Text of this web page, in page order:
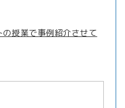
授業で事例紹介させて